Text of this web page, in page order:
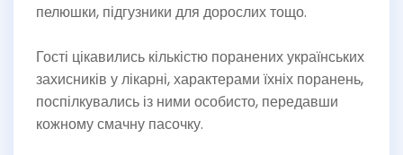
пелюшки, підгузники для дорослих тощо.
Гості цікавились кількістю поранених українських
захисників у лікарні, характерами їхніх поранень,
поспілкувались із ними особисто, передавши
кожному смачну пасочку.